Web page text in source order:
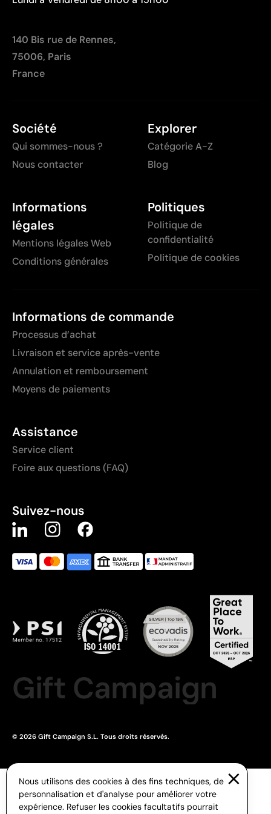
140 Bis rue de Rennes,
75006, Paris
France
Société
Qui sommes-nous ?
Nous contacter
Explorer
Catégorie A-Z
Blog
Informations
légales
Mentions légales Web
Conditions générales
Politiques
Politique de
confidentialité
Politique de cookies
Informations de commande
Processus d’achat
Livraison et service après-vente
Annulation et remboursement
Moyens de paiements
Assistance
Service client
Foire aux questions (FAQ)
Suivez-nous
Gift Campaign
© 2026 Gift Campaign S.L. Tous droits réservés.
Nous utilisons des cookies à des fins techniques, de
personnalisation et d'analyse pour améliorer votre
expérience. Refuser les cookies facultatifs pourrait